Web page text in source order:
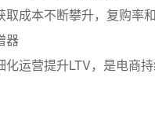
取成本不断攀升，复购率
器
化运营提升LTV，是电商